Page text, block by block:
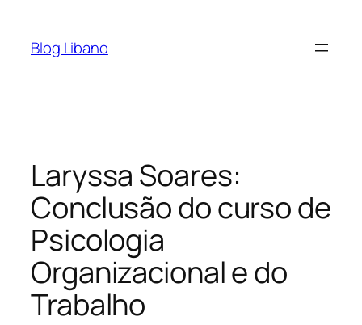
Blog Libano
Laryssa Soares:
Conclusão do curso de
Psicologia
Organizacional e do
Trabalho